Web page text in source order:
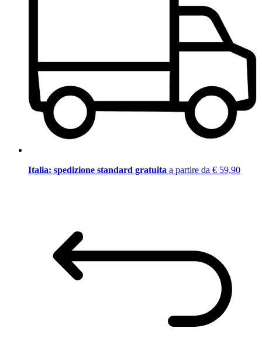
Italia: spedizione standard gratuita a partire da € 59,90